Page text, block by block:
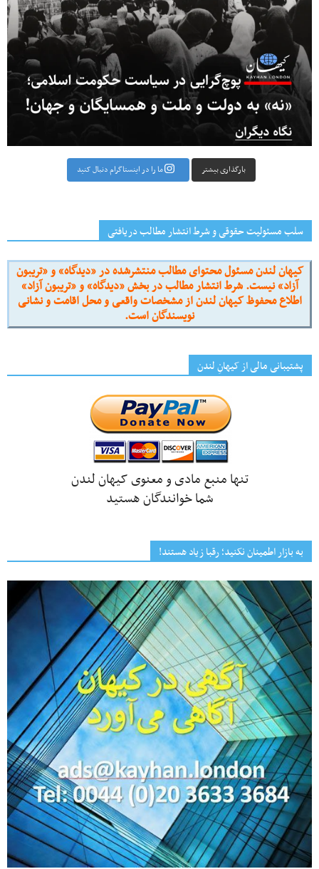
بارگذاری بیشتر ما را در اینستاگرام دنبال کنید
سلب مسئولیت حقوقی و شرط انتشار مطالب دریافتی
کیهان لندن مسئول محتوای مطالب منتشرشده در «دیدگاه» و «تریبون
آزاد» نیست. شرط انتشار مطالب در بخش «دیدگاه» و «تریبون آزاد»
اطلاع محفوظ کیهان لندن از مشخصات واقعی و محل اقامت و نشانی
نویسندگان است.
پشتیبانی مالی از کیهانِ لندن
تنها منبع مادی و معنوی کیهان لندن
شما خوانندگان هستید
به بازار اطمینان نکنید؛ رقبا زیاد هستند!